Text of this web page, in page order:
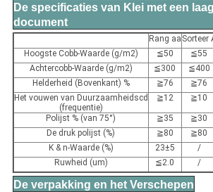
De specificaties van Klei met een
document
Rang aa Sorteer
Hoogste Cobb-Waarde (g/m2)
≦50
≦55
Achtercobb-Waarde (g/m2)
≦300
≦400
Helderheid (Bovenkant) %
≧76
≧76
Het vouwen van Duurzaamheidscd
(frequentie)
≧12 ≧10
Polijst % (van 75°) ≧35
≧30
De druk polijst (%)
≧80
≧80
K & n-Waarde (%)
23±5
/
Ruwheid (um)
≦2.0 /
De verpakking en het Verschepen